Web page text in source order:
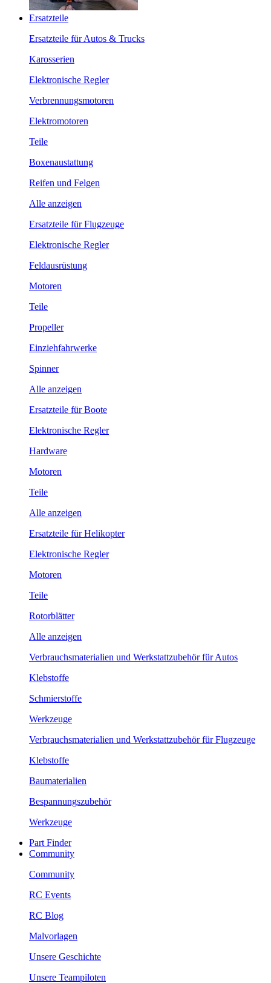
Ersatzteile
Ersatzteile für Autos & Trucks
Karosserien
Elektronische Regler
Verbrennungsmotoren
Elektromotoren
Teile
Boxenaustattung
Reifen und Felgen
Alle anzeigen
Ersatzteile für Flugzeuge
Elektronische Regler
Feldausrüstung
Motoren
Teile
Propeller
Einziehfahrwerke
Spinner
Alle anzeigen
Ersatzteile für Boote
Elektronische Regler
Hardware
Motoren
Teile
Alle anzeigen
Ersatzteile für Helikopter
Elektronische Regler
Motoren
Teile
Rotorblätter
Alle anzeigen
Verbrauchsmaterialien und Werkstattzubehör für Autos
Klebstoffe
Schmierstoffe
Werkzeuge
Verbrauchsmaterialien und Werkstattzubehör für Flugzeuge
Klebstoffe
Baumaterialien
Bespannungszubehör
Werkzeuge
Part Finder
Community
Community
RC Events
RC Blog
Malvorlagen
Unsere Geschichte
Unsere Teampiloten